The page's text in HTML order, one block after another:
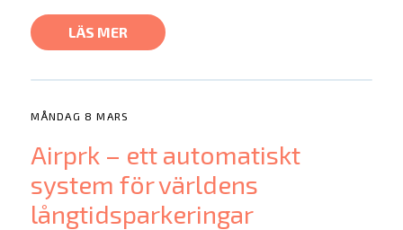
LÄS MER
MÅNDAG 8 MARS
Airprk – ett automatiskt
system för världens
långtidsparkeringar